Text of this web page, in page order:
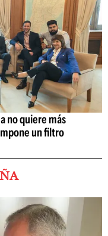
no quiere más
un filtro